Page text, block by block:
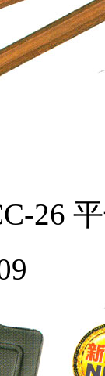
26